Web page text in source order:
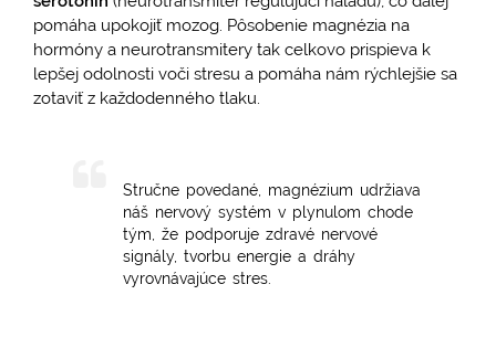
pomáha upokojiť mozog. Pôsobenie magnézia na
hormóny a neurotransmitery tak celkovo prispieva k
lepšej odolnosti voči stresu a pomáha nám rýchlejšie sa
zotaviť z každodenného tlaku.
Stručne povedané, magnézium udržiava
náš nervový systém v plynulom chode
tým, že podporuje zdravé nervové
signály, tvorbu energie a dráhy
vyrovnávajúce stres.